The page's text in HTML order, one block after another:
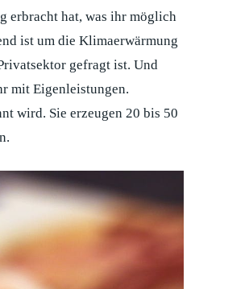
erbracht hat, was ihr möglich
ist um die Klimaerwärmung
gefragt ist. Und
mit Eigenleistungen.
wird. Sie erzeugen 20 bis 50